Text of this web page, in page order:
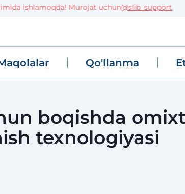
ishlamoqda! Murojat uchun@slib_support
Qo'llanma
boqishda
texnologiyasi